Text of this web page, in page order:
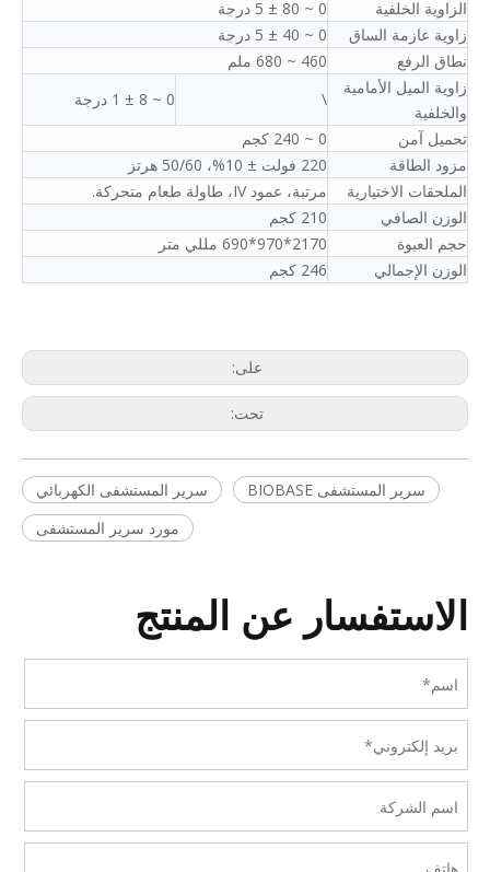
الزاوية الخلفية
0 ~ 80 ± 5 درجة
زاوية عازمة الساق
0 ~ 40 ± 5 درجة
نطاق الرفع
460 ~ 680 ملم
زاوية الميل الأمامية
والخلفية
\
0 ~ 8 ± 1 درجة
تحميل آمن
0 ~ 240 كجم
مزود الطاقة
220 فولت ± 10%، 50/60 هرتز
الملحقات الاختيارية
مرتبة، عمود IV، طاولة طعام متحركة.
الوزن الصافي
210 كجم
حجم العبوة
2170*970*690 مللي متر
الوزن الإجمالي
246 كجم
على:
تحت:
سرير المستشفى الكهربائي
سرير المستشفى BIOBASE
مورد سرير المستشفى
الاستفسار عن المنتج